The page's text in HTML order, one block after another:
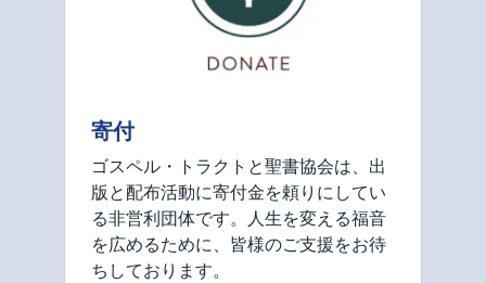
寄付
ゴスペル・トラクトと聖書協会は、出
版と配布活動に寄付金を頼りにしてい
る非営利団体です。人生を変える福音
を広めるために、皆様のご支援をお待
ちしております。